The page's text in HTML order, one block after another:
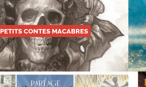
PETITS CONTES MACABRES